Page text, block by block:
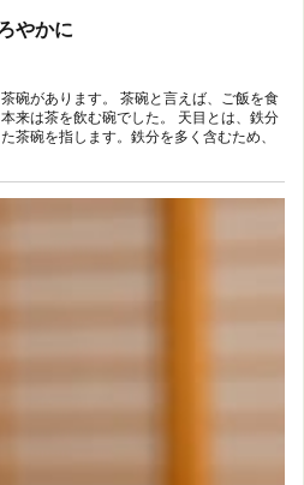
やかに
碗があります。 茶碗と言えば、ご飯を食
来は茶を飲む碗でした。 天目とは、鉄分
茶碗を指します。鉄分を多く含むため、